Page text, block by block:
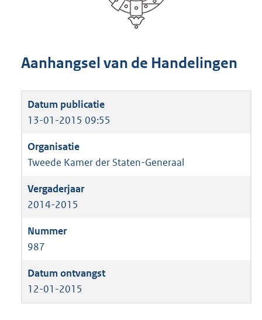
Aanhangsel van de Handelingen
13-01-2015 09:55
Tweede Kamer der Staten-Generaal
2014-2015
987
12-01-2015